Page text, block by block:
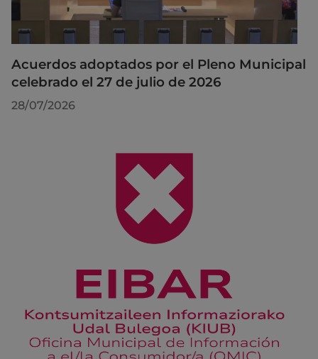
Acuerdos adoptados por el Pleno Municipal
celebrado el 27 de julio de 2026
28/07/2026